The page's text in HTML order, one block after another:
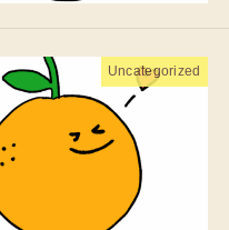
Uncategorized